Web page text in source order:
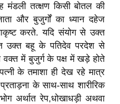
मंडली तत्क्षण किसी बोतल की
और बुजुर्गों का ध्यान दहेज
करते. यदि संयोग से उक्त
उक्त बहू के पतिदेव परदेश से
वक्त में बुजुर्ग के पक्ष में खड़े होते
के तमाशा ही देख रहे मात्र
के साथ-साथ शारीरिक
अर्थात रेप,धोखाधड़ी अथवा